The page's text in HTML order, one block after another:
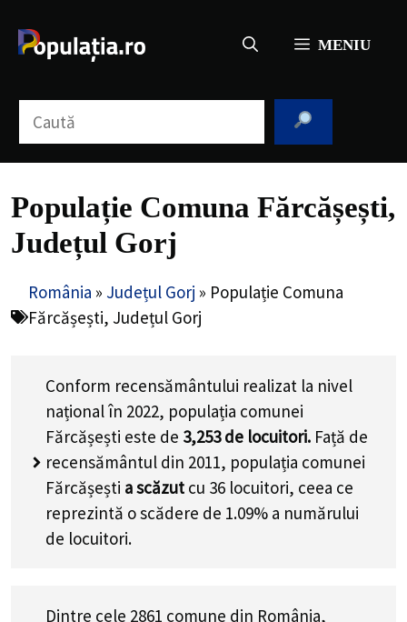
conținut
MENIU
Populație Comuna Fărcășești,
Județul Gorj
România » Județul Gorj » Populație Comuna
Fărcășești, Județul Gorj
Conform recensământului realizat la nivel
național în 2022, populația comunei
Fărcășești este de 3,253de locuitori. Față de
recensământul din 2011, populația comunei
Fărcășești a scăzut cu 36 locuitori, ceea ce
reprezintă o scădere de 1.09% a numărului
de locuitori.
Dintre cele 2861 comune din România,